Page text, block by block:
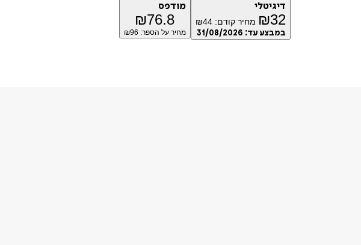
דיגיטלי
₪32 מחיר קודם: ₪44
במבצע עד: 31/08/2026
מודפס
₪76.8
מחיר על הספר: ₪ 96